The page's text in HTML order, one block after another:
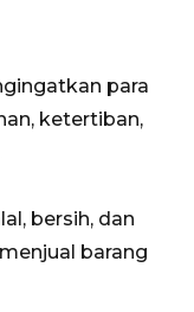
para
ketertiban,
bersih, dan
barang